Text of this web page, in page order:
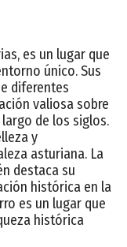
es un lugar que
único. Sus
diferentes
valiosa sobre
de los siglos.
y
asturiana. La
destaca su
histórica en la
es un lugar que
histórica